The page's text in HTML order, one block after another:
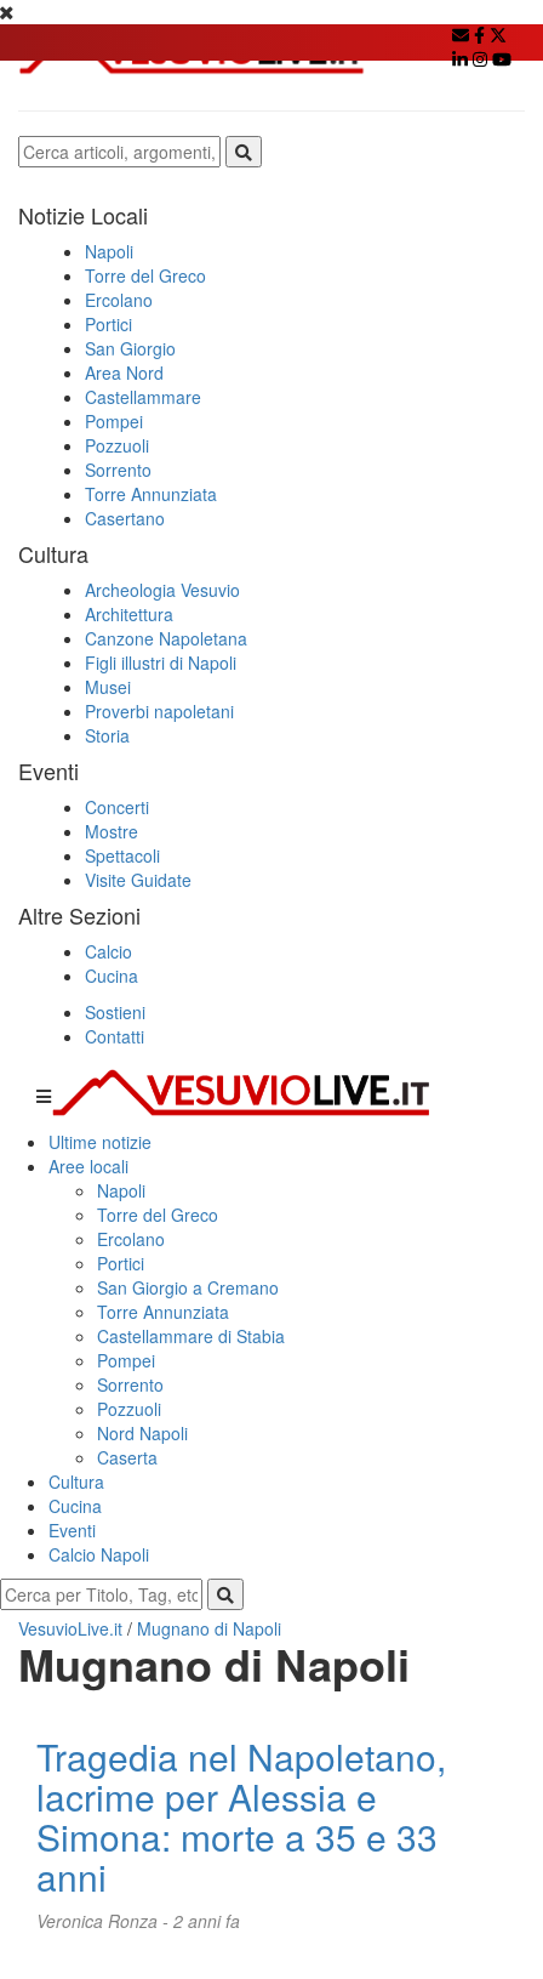
Notizie Locali
Napoli
Torre del Greco
Ercolano
Portici
San Giorgio
Area Nord
Castellammare
Pompei
Pozzuoli
Sorrento
Torre Annunziata
Casertano
Cultura
Archeologia Vesuvio
Architettura
Canzone Napoletana
Figli illustri di Napoli
Musei
Proverbi napoletani
Storia
Eventi
Concerti
Mostre
Spettacoli
Visite Guidate
Altre Sezioni
Calcio
Cucina
Sostieni
Contatti
Ultime notizie
Aree locali
Napoli
Torre del Greco
Ercolano
Portici
San Giorgio a Cremano
Torre Annunziata
Castellammare di Stabia
Pompei
Sorrento
Pozzuoli
Nord Napoli
Caserta
Cultura
Cucina
Eventi
Calcio Napoli
VesuvioLive.it / Mugnano di Napoli
Mugnano di Napoli
Tragedia nel Napoletano,
lacrime per Alessia e
Simona: morte a 35 e 33
anni
Veronica Ronza - 2 anni fa